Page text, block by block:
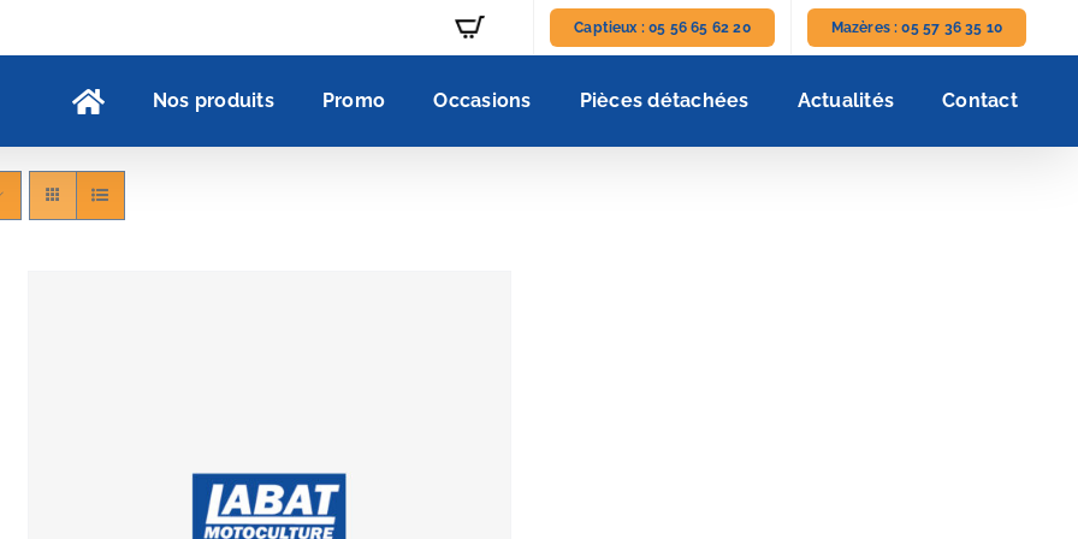
Captieux : 05 56 65 62 20 Mazères : 05 57 36 35 10
Nos produits Promo Occasions Pièces détachées Actualités Contact